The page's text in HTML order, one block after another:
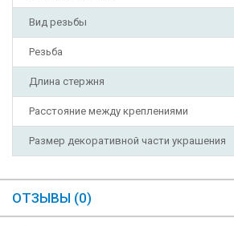
Вид резьбы
Резьба
Длина стержня
Расстояние между креплениями
Размер декоративной части украшения
ОТЗЫВЫ (0)